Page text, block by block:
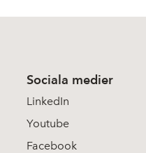
Sociala medier
LinkedIn
Youtube
Facebook